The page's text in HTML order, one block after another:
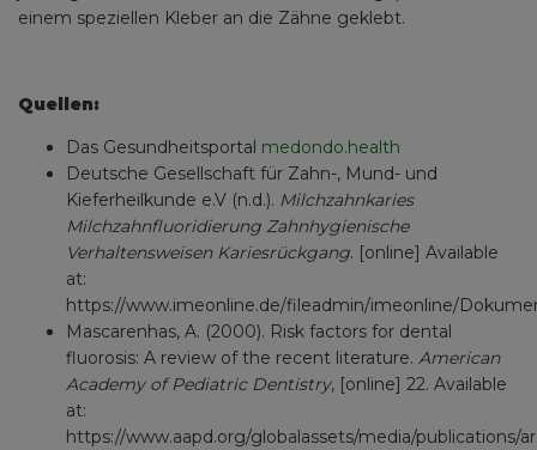
einem speziellen Kleber an die Zähne geklebt.
Quellen:
Das Gesundheitsportal medondo.health
Deutsche Gesellschaft für Zahn-, Mund- und
Kieferheilkunde e.V (n.d.). Milchzahnkaries
Milchzahnfluoridierung Zahnhygienische
Verhaltensweisen Kariesrückgang. [online] Available
at:
https://www.imeonline.de/fileadmin/imeonline/
Mascarenhas, A. (2000). Risk factors for dental
fluorosis: A review of the recent literature. American
Academy of Pediatric Dentistry, [online] 22. Available
at:
https://www.aapd.org/globalassets/media/publications/